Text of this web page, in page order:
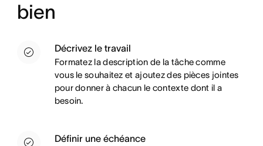
bien
Décrivez le travail
Formatez la description de la tâche comme
vous le souhaitez et ajoutez des pièces jointes
pour donner à chacun le contexte dont il a
besoin.
Définir une échéance